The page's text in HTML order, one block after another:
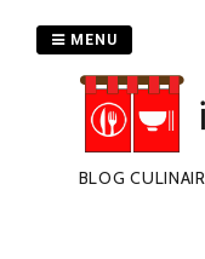
BLOG
MENU